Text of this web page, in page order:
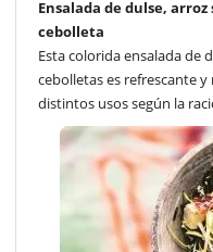
Ensalada de dulse,
cebolleta
Esta colorida ensalada de
cebolletas es refrescante
distintos usos según la